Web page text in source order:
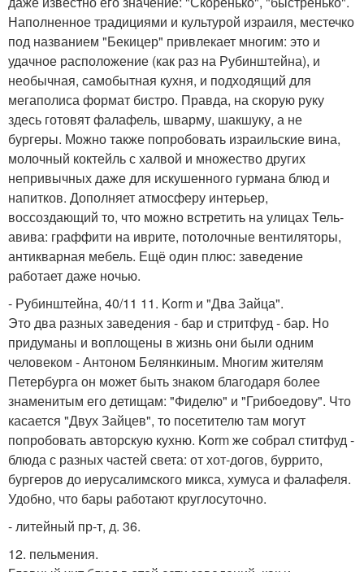
Наполненное традициями и культурой израиля, местечко
под названием "Бекицер" привлекает многим: это и
удачное расположение (как раз на Рубинштейна), и
необычная, самобытная кухня, и подходящий для
мегаполиса формат бистро. Правда, на скорую руку
здесь готовят фалафель, шварму, шакшуку, а не
бургеры. Можно также попробовать израильские вина,
молочный коктейль с халвой и множество других
непривычных даже для искушенного гурмана блюд и
напитков. Дополняет атмосферу интерьер,
воссоздающий то, что можно встретить на улицах Тель-
авива: граффити на иврите, потолочные вентиляторы,
антикварная мебель. Ещё один плюс: заведение
работает даже ночью.
- Рубинштейна, 40/11 11. Korm и "Два Зайца".
Это два разных заведения - бар и стритфуд - бар. Но
придуманы и воплощены в жизнь они были одним
человеком - Антоном Белянкиным. Многим жителям
Петербурга он может быть знаком благодаря более
знаменитым его детищам: "Фиделю" и "Грибоедову". Что
касается "Двух Зайцев", то посетителю там могут
попробовать авторскую кухню. Korm же собрал ститфуд -
блюда с разных частей света: от хот-догов, буррито,
бургеров до иерусалимского микса, хумуса и фалафеля.
Удобно, что бары работают круглосуточно.
- литейный пр-т, д. 36.
12. пельмения.